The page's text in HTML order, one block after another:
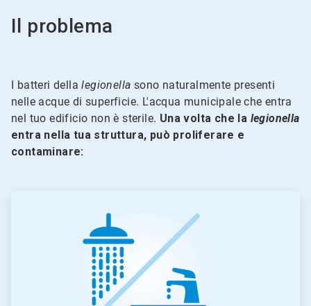
Il problema
I batteri dellalegionella sono naturalmente presenti
nelle acque di superficie. L'acqua municipale che entra
nel tuo edificio non è sterile. Una volta che la legionella
entra nella tua struttura, può proliferare e
contaminare: